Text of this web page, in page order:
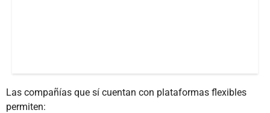
Las compañías que sí cuentan con plataformas flexibles
permiten: